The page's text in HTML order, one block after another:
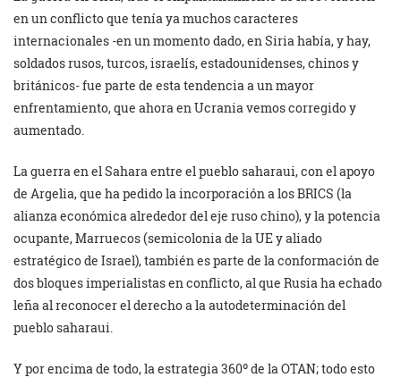
en un conflicto que tenía ya muchos caracteres
internacionales -en un momento dado, en Siria había, y hay,
soldados rusos, turcos, israelís, estadounidenses, chinos y
británicos- fue parte de esta tendencia a un mayor
enfrentamiento, que ahora en Ucrania vemos corregido y
aumentado.
La guerra en el Sahara entre el pueblo saharaui, con el apoyo
de Argelia, que ha pedido la incorporación a los BRICS (la
alianza económica alrededor del eje ruso chino), y la potencia
ocupante, Marruecos (semicolonia de la UE y aliado
estratégico de Israel), también es parte de la conformación de
dos bloques imperialistas en conflicto, al que Rusia ha echado
leña al reconocer el derecho a la autodeterminación del
pueblo saharaui.
Y por encima de todo, la estrategia 360º de la OTAN; todo esto